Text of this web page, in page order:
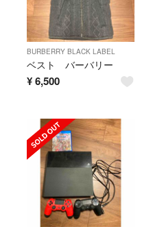
BURBERRY BLACK LABEL
ベスト バーバリー
¥ 6,500